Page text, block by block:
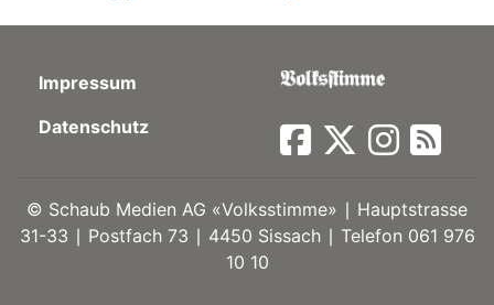
Impressum
Datenschutz
© Schaub Medien AG «Volksstimme» ∣ Hauptstrasse
31-33 ∣ Postfach 73 ∣ 4450 Sissach ∣ Telefon 061 976
10 10